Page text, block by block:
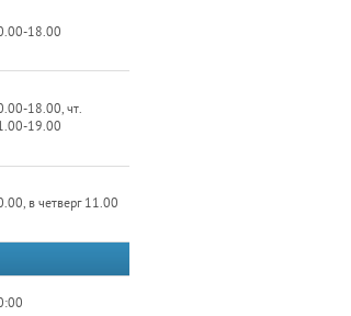
18.00
18.00, чт.
19.00
в четверг 11.00